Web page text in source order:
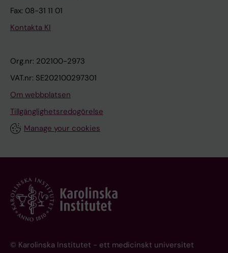
Fax: 08-31 11 01
Kontakta KI
Org.nr: 202100-2973
VAT.nr: SE202100297301
Om webbplatsen
Tillgänglighetsredogörelse
Manage your cookies
© Karolinska Institutet - ett medicinskt universitet